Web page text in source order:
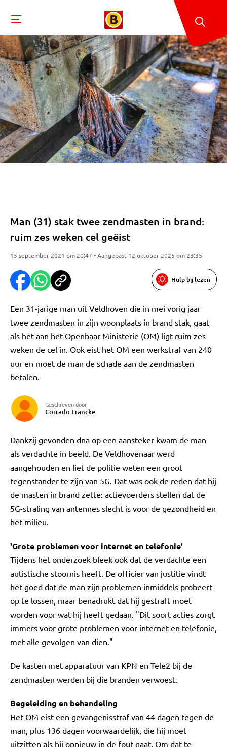
Man (31) stak twee zendmasten in brand:
ruim zes weken cel geëist
15 september 2021 om 20:47 • Aangepast 12 oktober 2025 om 23:35
Hulp bij lezen
Een 31-jarige man uit Veldhoven die in mei vorig jaar
twee zendmasten in zijn woonplaats in brand stak, gaat
als het aan het Openbaar Ministerie (OM) ligt ruim zes
weken de cel in. Ook eist het OM een werkstraf van 240
uur en moet de man de schade aan de zendmasten
betalen.
Geschreven door
Corrado Francke
Dankzij gevonden dna op een aansteker kwam de man
als verdachte in beeld. De Veldhovenaar werd
aangehouden en liet de politie weten een groot
tegenstander te zijn van 5G. Dat was ook de reden dat hij
de masten in brand zette: actievoerders stellen dat de
5G-straling van antennes slecht is voor de gezondheid en
het milieu.
'Grote problemen voor internet en telefonie'
Tijdens het onderzoek bleek ook dat de verdachte een
autistische stoornis heeft. De officier van justitie vindt
het goed dat de man zijn problemen inmiddels probeert
op te lossen, maar benadrukt dat hij gestraft moet
worden voor wat hij heeft gedaan. "Dit soort acties zorgt
immers voor grote problemen voor internet en telefonie,
met alle gevolgen van dien."
De kasten met apparatuur van KPN en Tele2 bij de
zendmasten werden bij die branden verwoest.
Begeleiding en behandeling
Het OM eist een gevangenisstraf van 44 dagen tegen de
man, plus 136 dagen voorwaardelijk, die hij moet
uitzitten als hij opnieuw in de fout gaat. Om dat te